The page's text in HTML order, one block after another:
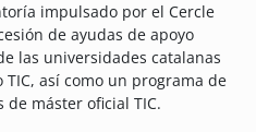
impulsado por el Cercle
de ayudas de apoyo
las universidades catalanas
así como un programa de
máster oficial TIC.